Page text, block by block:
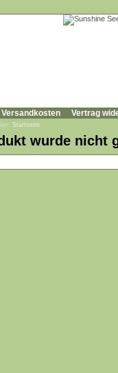
Versandkosten Vertrag
Startseite
wurde nicht